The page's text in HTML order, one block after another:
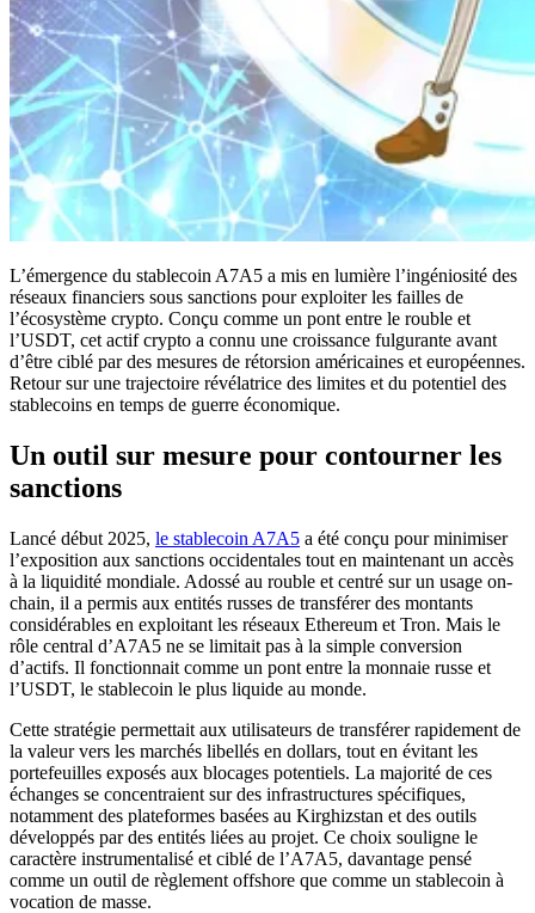
L’émergence du stablecoin A7A5 a mis en lumière l’ingéniosité des
réseaux financiers sous sanctions pour exploiter les failles de
l’écosystème crypto. Conçu comme un pont entre le rouble et
l’USDT, cet actif crypto a connu une croissance fulgurante avant
d’être ciblé par des mesures de rétorsion américaines et européennes.
Retour sur une trajectoire révélatrice des limites et du potentiel des
stablecoins en temps de guerre économique.
Un outil sur mesure pour contourner les
sanctions
Lancé début 2025, le stablecoin A7A5 a été conçu pour minimiser
l’exposition aux sanctions occidentales tout en maintenant un accès
à la liquidité mondiale. Adossé au rouble et centré sur un usage on-
chain, il a permis aux entités russes de transférer des montants
considérables en exploitant les réseaux Ethereum et Tron. Mais le
rôle central d’A7A5 ne se limitait pas à la simple conversion
d’actifs. Il fonctionnait comme un pont entre la monnaie russe et
l’USDT, le stablecoin le plus liquide au monde.
Cette stratégie permettait aux utilisateurs de transférer rapidement de
la valeur vers les marchés libellés en dollars, tout en évitant les
portefeuilles exposés aux blocages potentiels. La majorité de ces
échanges se concentraient sur des infrastructures spécifiques,
notamment des plateformes basées au Kirghizstan et des outils
développés par des entités liées au projet. Ce choix souligne le
caractère instrumentalisé et ciblé de l’A7A5, davantage pensé
comme un outil de règlement offshore que comme un stablecoin à
vocation de masse.